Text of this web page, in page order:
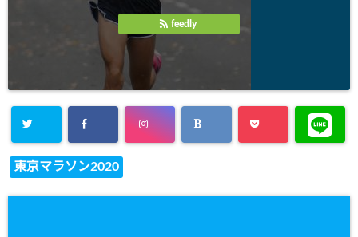
feedly
東京マラソン2020